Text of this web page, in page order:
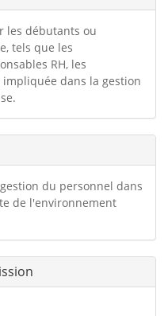
les débutants ou
tels que les
RH, les
dans la gestion
du personnel dans
de l'environnement